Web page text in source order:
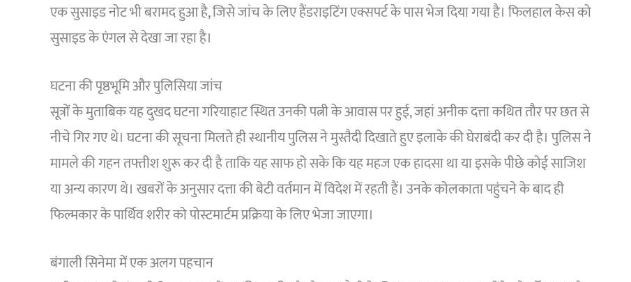
एक सुसाइड नोट भी बरामद हुआ है, जिसे जांच के लिए हैंडराइटिंग एक्सपर्ट के पास भेज दिया गया है। फिलहाल केस को
सुसाइड के एंगल से देखा जा रहा है।
घटना की पृष्ठभूमि और पुलिसिया जांच
सूत्रों के मुताबिक यह दुखद घटना गरियाहाट स्थित उनकी पत्नी के आवास पर हुई, जहां अनीक दत्ता कथित तौर पर छत से
नीचे गिर गए थे। घटना की सूचना मिलते ही स्थानीय पुलिस ने मुस्तैदी दिखाते हुए इलाके की घेराबंदी कर दी है। पुलिस ने
मामले की गहन तफ्तीश शुरू कर दी है ताकि यह साफ हो सके कि यह महज एक हादसा था या इसके पीछे कोई साजिश
या अन्य कारण थे। खबरों के अनुसार दत्ता की बेटी वर्तमान में विदेश में रहती हैं। उनके कोलकाता पहुंचने के बाद ही
फिल्मकार के पार्थिव शरीर को पोस्टमार्टम प्रक्रिया के लिए भेजा जाएगा।
बंगाली सिनेमा में एक अलग पहचान